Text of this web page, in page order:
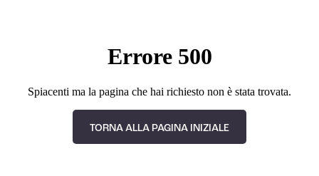
Errore 500
Spiacenti ma la pagina che hai richiesto non è stata trovata.
TORNA ALLA PAGINA INIZIALE